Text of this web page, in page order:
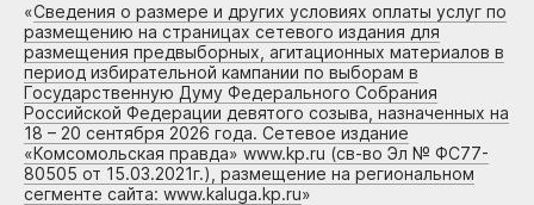
«Сведения о размере и других условиях оплаты услуг по
размещению на страницах сетевого издания для
размещения предвыборных, агитационных материалов в
период избирательной кампании по выборам в
Государственную Думу Федерального Собрания
Российской Федерации девятого созыва, назначенных на
18 – 20 сентября 2026 года. Сетевое издание
«Комсомольская правда» www.kp.ru (св-во Эл № ФС77-
80505 от 15.03.2021г.), размещение на региональном
сегменте сайта: www.kaluga.kp.ru»